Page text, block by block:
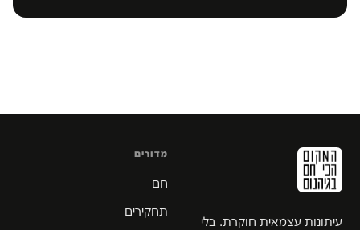
עיתונות עצמאית חוקרת. בלי
מדורים
חם
תחקירים